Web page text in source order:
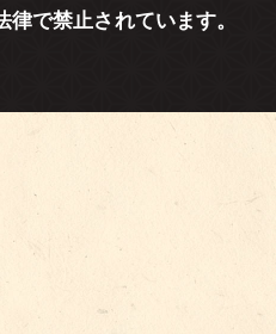
で禁止されています。